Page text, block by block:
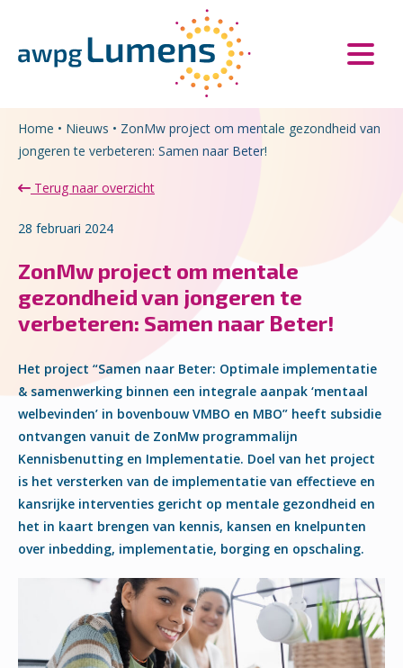
Home • Nieuws • ZonMw project om mentale gezondheid van
jongeren te verbeteren: Samen naar Beter!
Terug naar overzicht
28 februari 2024
ZonMw project om mentale
gezondheid van jongeren te
verbeteren: Samen naar Beter!
Het project “Samen naar Beter: Optimale implementatie
& samenwerking binnen een integrale aanpak ‘mentaal
welbevinden’ in bovenbouw VMBO en MBO” heeft subsidie
ontvangen vanuit de ZonMw programmalijn
Kennisbenutting en Implementatie. Doel van het project
is het versterken van de implementatie van effectieve en
kansrijke interventies gericht op mentale gezondheid en
het in kaart brengen van kennis, kansen en knelpunten
over inbedding, implementatie, borging en opschaling.